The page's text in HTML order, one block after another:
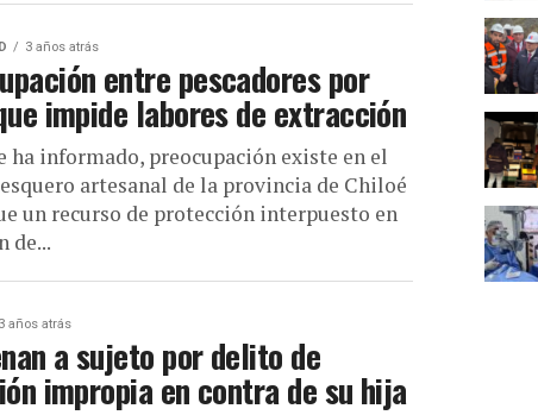
3 años atrás
entre pescadores por
impide labores de extracción
ha informado, preocupación existe en el
artesanal de la provincia de Chiloé
un recurso de protección interpuesto en
de...
3 años atrás
a sujeto por delito de
impropia en contra de su hija